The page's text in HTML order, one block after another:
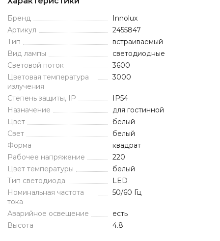
Бренд
Innolux
Артикул
2455847
Тип
встраиваемый
Вид лампы
светодиодные
Световой поток
3600
Цветовая температура
излучения
3000
Степень защиты, IP
IP54
Назначение
для гостинной
Цвет
белый
Свет
белый
Форма
квадрат
Рабочее напряжение
220
Цвет температуры
белый
Тип светодиода
LED
Номинальная частота
тока
50/60 Гц
Аварийное освещение
есть
Высота
4.8